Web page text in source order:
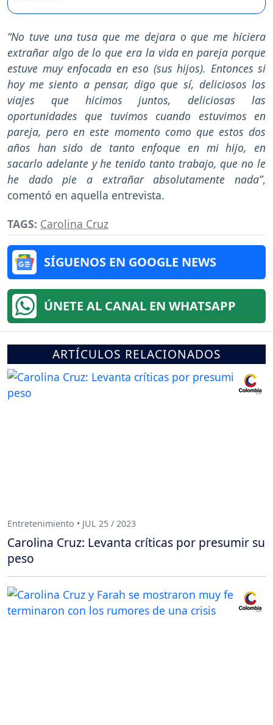
“No tuve una tusa que me dejara o que me hiciera
extrañar algo de lo que era la vida en pareja porque
estuve muy enfocada en eso (sus hijos). Entonces si
hoy me siento a pensar, digo que sí, deliciosos los
viajes que hicimos juntos, deliciosas las
oportunidades que tuvimos cuando estuvimos en
pareja, pero en este momento como que estos dos
años han sido de tanto enfoque en mi hijo, en
sacarlo adelante y he tenido tanto trabajo, que no le
he dado pie a extrañar absolutamente nada”,
comentó en aquella entrevista.
TAGS: Carolina Cruz
SÍGUENOS EN GOOGLE NEWS
ÚNETE AL CANAL EN WHATSAPP
ARTÍCULOS RELACIONADOS
Entretenimiento • JUL 25 / 2023
Carolina Cruz: Levanta críticas por presumir su
peso